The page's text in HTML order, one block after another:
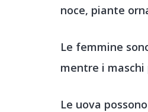
noce, piante
Le femmine
mentre i
Le uova